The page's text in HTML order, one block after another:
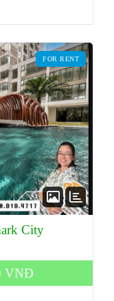
FOR RENT
City
VNĐ